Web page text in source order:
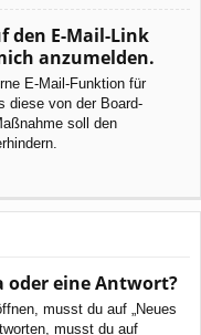
den E-Mail-Link
anzumelden.
E-Mail-Funktion für
diese von der Board-
soll den
oder eine Antwort?
musst du auf „Neues
musst du auf